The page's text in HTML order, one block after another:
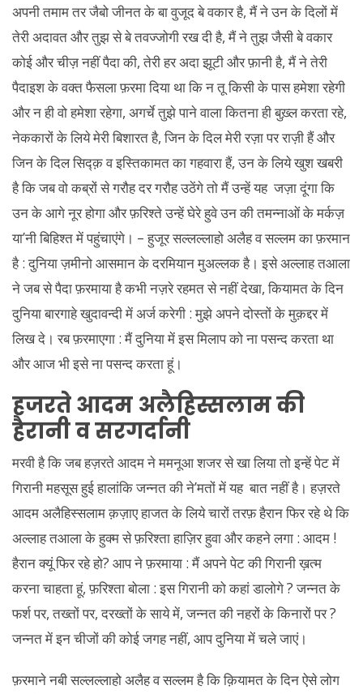
अपनी तमाम तर जैबो जीनत के बा वुजूद बे वकार है, मैं ने उन के दिलों में
तेरी अदावत और तुझ से बे तवज्जोगी रख दी है, मैं ने तुझ जैसी बे वकार
कोई और चीज़ नहीं पैदा की, तेरी हर अदा झूटी और फ़ानी है, मैं ने तेरी
पैदाइश के वक्त फैसला फ़रमा दिया था कि न तू किसी के पास हमेशा रहेगी
और न ही वो हमेशा रहेगा, अगर्चे तुझे पाने वाला कितना ही बुख़्ल करता रहे,
नेककारों के लिये मेरी बिशारत है, जिन के दिल मेरी रज़ा पर राज़ी हैं और
जिन के दिल सिद्क़ व इस्तिकामत का गहवारा हैं, उन के लिये खुश खबरी
है कि जब वो कब्रों से गरौह दर गरौह उठेंगे तो मैं उन्हें यह जज़ा दूंगा कि
उन के आगे नूर होगा और फ़रिश्ते उन्हें घेरे हुवे उन की तमन्नाओं के मर्कज़
या’नी बिहिश्त में पहुंचाएंगे। – हुजूर सल्लल्लाहो अलैह व सल्लम का फ़रमान
है : दुनिया ज़मीनो आसमान के दरमियान मुअल्लक है। इसे अल्लाह तआला
ने जब से पैदा फ़रमाया है कभी नज़रे रहमत से नहीं देखा, कियामत के दिन
दुनिया बारगाहे खुदावन्दी में अर्ज करेगी : मुझे अपने दोस्तों के मुक़द्दर में
लिख दे। रब फ़रमाएगा : मैं दुनिया में इस मिलाप को ना पसन्द करता था
और आज भी इसे ना पसन्द करता हूं।
हजरते आदम अलैहिस्सलाम की
हैरानी व सरगर्दानी
मरवी है कि जब हज़रते आदम ने ममनूआ शजर से खा लिया तो इन्हें पेट में
गिरानी महसूस हुई हालांकि जन्नत की ने’मतों में यह बात नहीं है। हज़रते
आदम अलैहिस्सलाम क़ज़ाए हाजत के लिये चारों तरफ़ हैरान फिर रहे थे कि
अल्लाह तआला के हुक्म से फ़रिश्ता हाज़िर हुवा और कहने लगा : आदम !
हैरान क्यूं फिर रहे हो? आप ने फ़रमाया : मैं अपने पेट की गिरानी ख़त्म
करना चाहता हूं, फ़रिश्ता बोला : इस गिरानी को कहां डालोगे ? जन्नत के
फर्श पर, तख्तों पर, दरख्तों के साये में, जन्नत की नहरों के किनारों पर ?
जन्नत में इन चीजों की कोई जगह नहीं, आप दुनिया में चले जाएं।
फ़रमाने नबी सल्लल्लाहो अलैह व सल्लम है कि क़ियामत के दिन ऐसे लोग